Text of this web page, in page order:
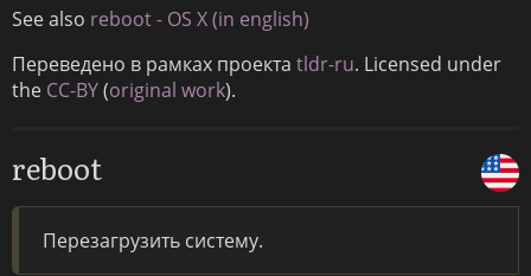
See also reboot - OS X (in english)
Переведено в рамках проекта tldr-ru. Licensed under
the CC-BY(original work).
reboot
Перезагрузить систему.